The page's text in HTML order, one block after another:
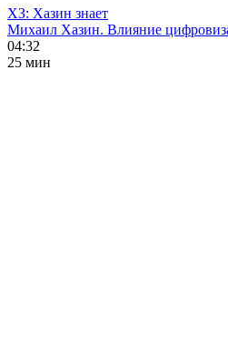
ХЗ: Хазин знает
Михаил Хазин. Влияние
04:32
25 мин